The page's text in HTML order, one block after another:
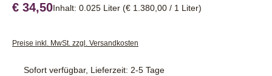
€ 34,50Inhalt: 0.025 Liter (€ 1.380,00 / 1 Liter)
Preise inkl. MwSt. zzgl. Versandkosten
Sofort verfügbar, Lieferzeit: 2-5 Tage